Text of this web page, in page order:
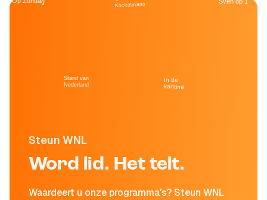
Steun WNL
Word lid. Het telt.
Waardeert u onze programma's? Steun WNL
Stand van
Nederland
Kockelmann
In de
kantine